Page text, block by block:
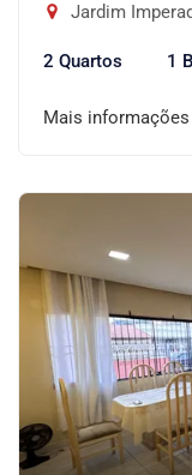
Jardim
2 Quartos 1
Mais informações